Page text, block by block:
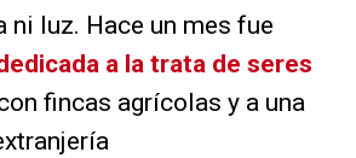
ni luz. Hace un mes fue
a la trata de seres
fincas agrícolas y a una